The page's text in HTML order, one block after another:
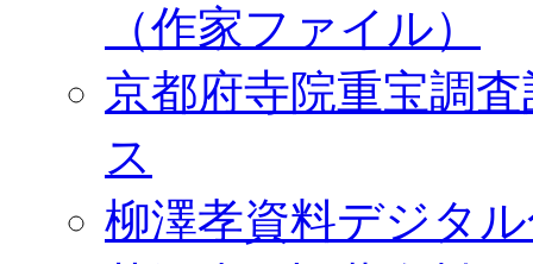
（作家ファイル）
京都府寺院重宝調
ス
柳澤孝資料デジタ